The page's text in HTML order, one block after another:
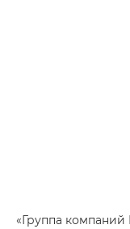
«Группа компаний